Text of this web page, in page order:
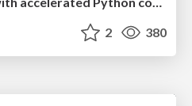
2 380